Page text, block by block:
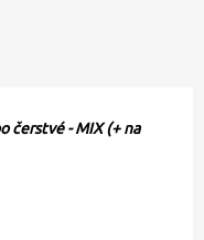
čerstvé - MIX (+ na